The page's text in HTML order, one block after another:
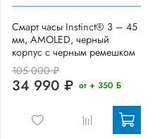
Смарт часы Instinct® 3 – 45
мм, AMOLED, черный
корпус с черным ремешком
105 000 ₽
34 990 ₽ от + 350 Б